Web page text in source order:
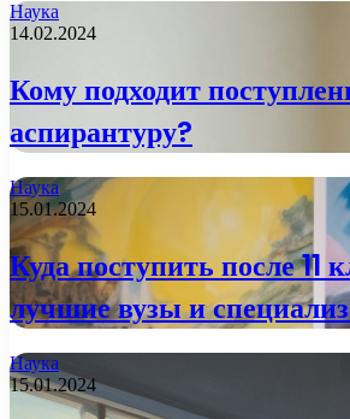
Наука
14.02.2024
Кому подходит
аспирантуру?
Наука
15.01.2024
Куда поступить после 11
лучшие вузы и
Наука
15.01.2024